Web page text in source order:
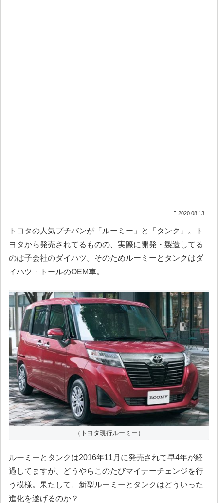
2020.08.13
トヨタの人気プチバンが「ルーミー」と「タンク」。ト
ヨタから発売されてるものの、実際に開発・製造してる
のは子会社のダイハツ。そのためルーミーとタンクはダ
イハツ・トールのOEM車。
（トヨタ現行ルーミー）
ルーミーとタンクは2016年11月に発売されて早4年が経
過してますが、どうやらこのたびマイナーチェンジを行
う模様。果たして、新型ルーミーとタンクはどういった
進化を遂げるのか？